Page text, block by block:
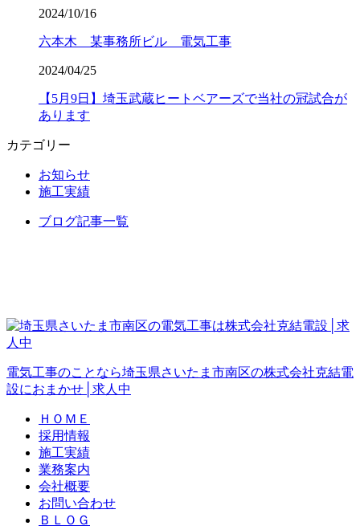
2024/10/16
六本木 某事務所ビル 電気工事
2024/04/25
【5月9日】埼玉武蔵ヒートベアーズで当社の冠試合が
あります
カテゴリー
お知らせ
施工実績
ブログ記事一覧
電気工事のことなら埼玉県さいたま市南区の株式会社克結電
設におまかせ│求人中
ＨＯＭＥ
採用情報
施工実績
業務案内
会社概要
お問い合わせ
ＢＬＯＧ